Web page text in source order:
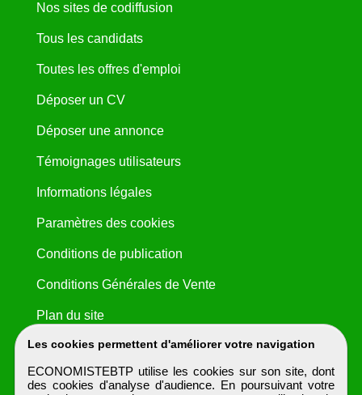
Les cookies permettent d'améliorer votre navigation
ECONOMISTEBTP utilise les cookies sur son site, dont
des cookies d'analyse d'audience. En poursuivant votre
Nos sites de codiffusion
Tous les candidats
Toutes les offres d'emploi
Déposer un CV
Déposer une annonce
Témoignages utilisateurs
Informations légales
Paramètres des cookies
Conditions de publication
Conditions Générales de Vente
Plan du site